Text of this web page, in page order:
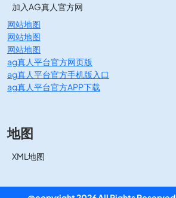
加入AG真人官方网
网站地图
网站地图
网站地图
ag真人平台官方网页版
ag真人平台官方手机版入口
ag真人平台官方APP下载
地图
XML地图